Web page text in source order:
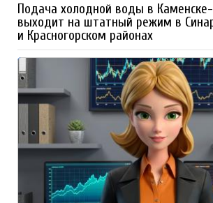
Подача холодной воды в
выходит на штатный режим в
и Красногорском районах